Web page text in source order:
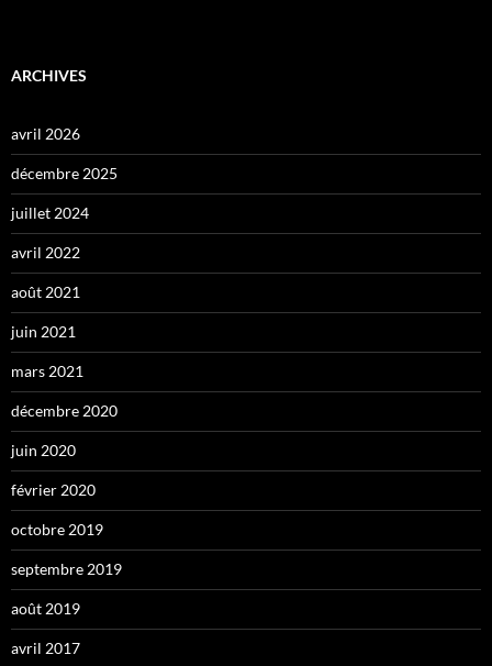
ARCHIVES
avril 2026
décembre 2025
juillet 2024
avril 2022
août 2021
juin 2021
mars 2021
décembre 2020
juin 2020
février 2020
octobre 2019
septembre 2019
août 2019
avril 2017